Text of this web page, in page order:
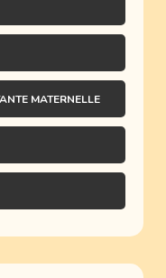
MATERNELLE